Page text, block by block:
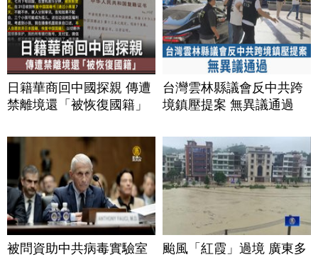
日籍華商回中國探親 傳遭
禁離境還「被恢復國籍」
台灣雲林縣議會反中共跨
境鎮壓提案 無異議通過
被問資助中共病毒實驗室
颱風「紅霞」過境 廣東多